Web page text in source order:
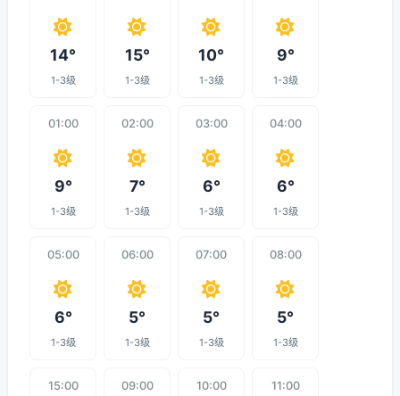
14°
1-3级
15°
1-3级
10°
1-3级
9°
1-3级
01:00
9°
1-3级
02:00
7°
1-3级
03:00
6°
1-3级
04:00
6°
1-3级
05:00
6°
1-3级
06:00
5°
1-3级
07:00
5°
1-3级
08:00
5°
1-3级
15:00 09:00 10:00 11:00